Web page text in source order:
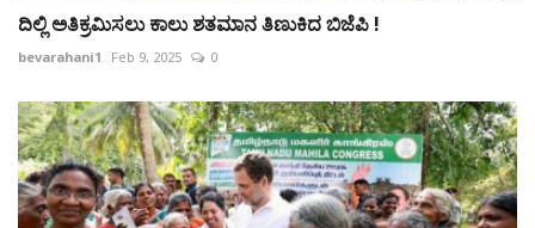
ದಿಲ್ಲಿ ಅತಿಕ್ರಮಿಸಲು ಕಾಲು ಶತಮಾನ ತಿಣುಕಿದ ಬಿಜೆಪಿ !
bevarahani1 Feb 9, 2025 0